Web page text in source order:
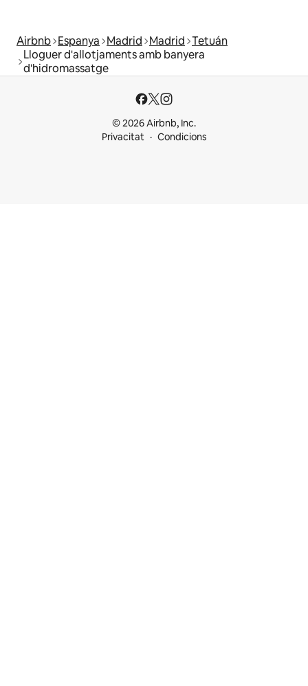
Airbnb Espanya Madrid Madrid Tetuán
Lloguer d'allotjaments amb banyera
d'hidromassatge
© 2026 Airbnb, Inc.
Privacitat
Condicions